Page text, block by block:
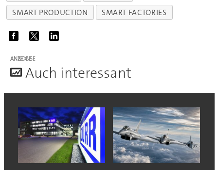
SMART PRODUCTION
SMART FACTORIES
ANZEIGE
Auch interessant